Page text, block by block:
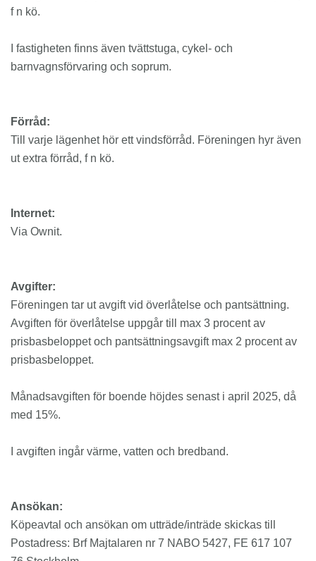
f n kö.
I fastigheten finns även tvättstuga, cykel- och
barnvagnsförvaring och soprum.
Förråd:
Till varje lägenhet hör ett vindsförråd. Föreningen hyr även
ut extra förråd, f n kö.
Internet:
Via Ownit.
Avgifter:
Föreningen tar ut avgift vid överlåtelse och pantsättning.
Avgiften för överlåtelse uppgår till max 3 procent av
prisbasbeloppet och pantsättningsavgift max 2 procent av
prisbasbeloppet.
Månadsavgiften för boende höjdes senast i april 2025, då
med 15%.
I avgiften ingår värme, vatten och bredband.
Ansökan:
Köpeavtal och ansökan om utträde/inträde skickas till
Postadress: Brf Majtalaren nr 7 NABO 5427, FE 617 107